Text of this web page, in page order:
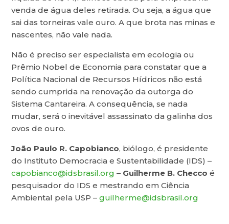
venda de água deles retirada. Ou seja, a água que
sai das torneiras vale ouro. A que brota nas minas e
nascentes, não vale nada.
Não é preciso ser especialista em ecologia ou
Prêmio Nobel de Economia para constatar que a
Política Nacional de Recursos Hídricos não está
sendo cumprida na renovação da outorga do
Sistema Cantareira. A consequência, se nada
mudar, será o inevitável assassinato da galinha dos
ovos de ouro.
João Paulo R. Capobianco, biólogo, é presidente
do Instituto Democracia e Sustentabilidade (IDS) –
capobianco@idsbrasil.org – Guilherme B. Checcoé
pesquisador do IDS e mestrando em Ciência
Ambiental pela USP –guilherme@idsbrasil.org